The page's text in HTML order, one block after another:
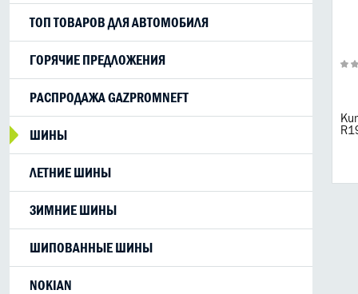
ТОП ТОВАРОВ ДЛЯ АВТОМОБИЛЯ
ГОРЯЧИЕ ПРЕДЛОЖЕНИЯ
РАСПРОДАЖА GAZPROMNEFT
ШИНЫ
ЛЕТНИЕ ШИНЫ
ЗИМНИЕ ШИНЫ
ШИПОВАННЫЕ ШИНЫ
NOKIAN